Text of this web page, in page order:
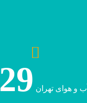
آب و هوای تهران 29